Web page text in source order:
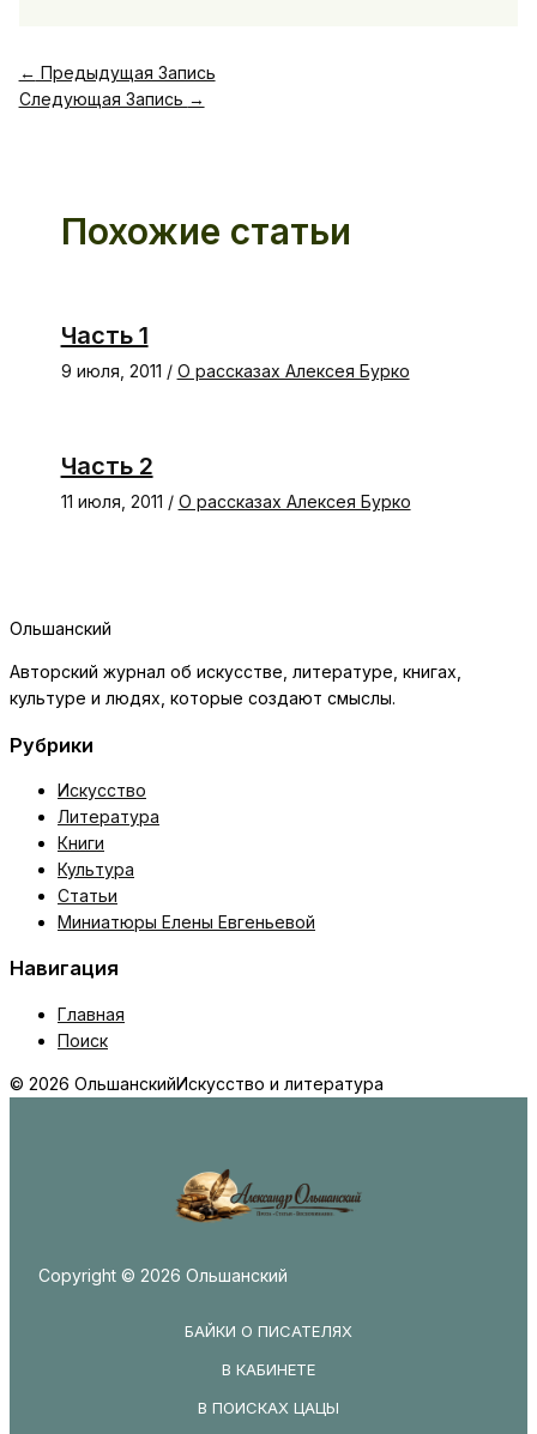
← Предыдущая Запись
Следующая Запись →
Похожие статьи
Часть 1
9 июля, 2011 / О рассказах Алексея Бурко
Часть 2
11 июля, 2011 / О рассказах Алексея Бурко
Ольшанский
Авторский журнал об искусстве, литературе, книгах,
культуре и людях, которые создают смыслы.
Рубрики
Искусство
Литература
Книги
Культура
Статьи
Миниатюры Елены Евгеньевой
Навигация
Главная
Поиск
© 2026 ОльшанскийИскусство и литература
Copyright © 2026 Ольшанский
БАЙКИ О ПИСАТЕЛЯХ
В КАБИНЕТЕ
В ПОИСКАХ ЦАЦЫ